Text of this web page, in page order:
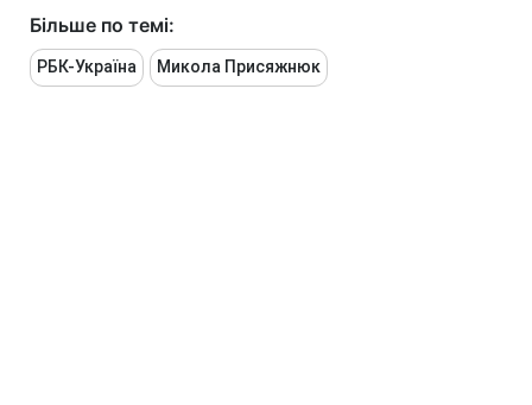
Більше по темі:
РБК-Україна Микола Присяжнюк